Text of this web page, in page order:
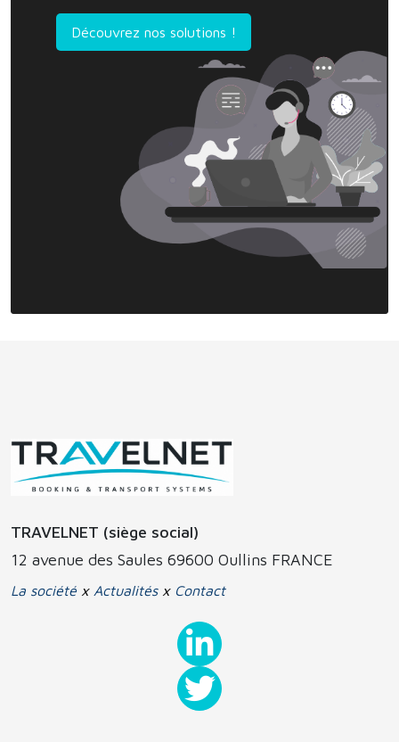
Découvrez nos solutions !
TRAVELNET (siège social)
12 avenue des Saules 69600 Oullins FRANCE
La société x Actualitésx Contact